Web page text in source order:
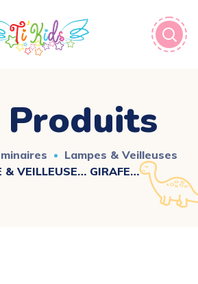
Produits
Lampes & Veilleuses
& VEILLEUSE… GIRAFE…